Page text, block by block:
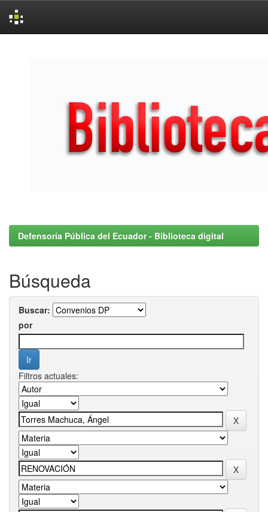
Defensoría Pública del Ecuador - Biblioteca digital
Búsqueda
Buscar:
por
Filtros actuales: